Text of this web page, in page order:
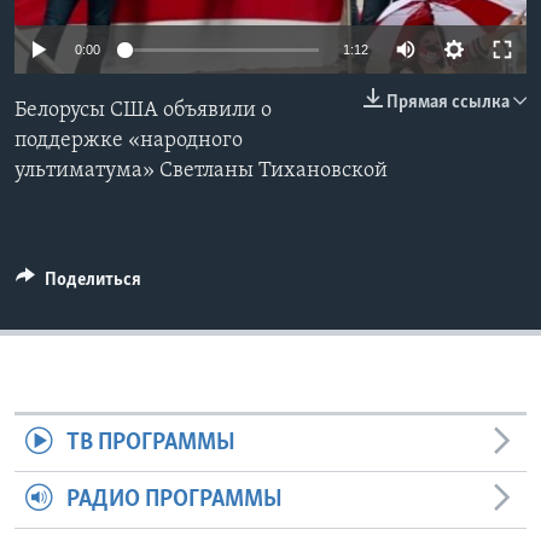
Learning English
СОЦИАЛЬНЫЕ СЕТИ
0:00 1:12
Прямая ссылка
Белорусы США объявили о
поддержке «народного
ультиматума» Светланы Тихановской
Поделиться
ТВ ПРОГРАММЫ
РАДИО ПРОГРАММЫ